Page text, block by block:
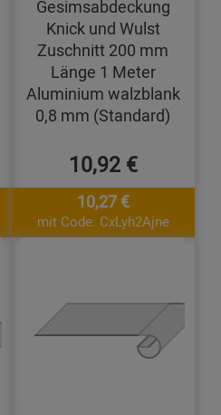
Gesimsabdeckung
Knick und Wulst
Zuschnitt 200 mm
Länge 1 Meter
Aluminium walzblank
0,8 mm (Standard)
10,92 €
10,27 €
mit Code: CxLyh2Ajne